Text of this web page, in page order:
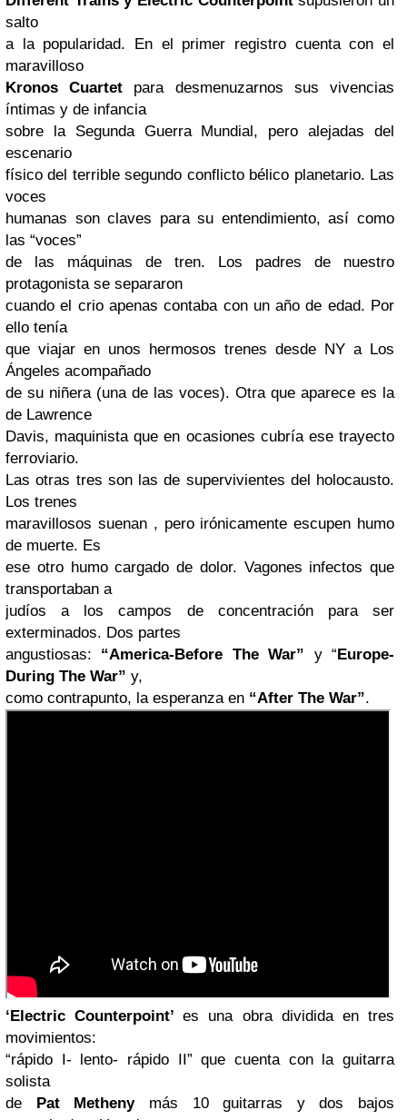
salto
a la popularidad. En el primer registro cuenta con el
maravilloso
Kronos Cuartet para desmenuzarnos sus vivencias
íntimas y de infancia
sobre la Segunda Guerra Mundial, pero alejadas del
escenario
físico del terrible segundo conflicto bélico planetario. Las
voces
humanas son claves para su entendimiento, así como
las “voces”
de las máquinas de tren. Los padres de nuestro
protagonista se separaron
cuando el crio apenas contaba con un año de edad. Por
ello tenía
que viajar en unos hermosos trenes desde NY a Los
Ángeles acompañado
de su niñera (una de las voces). Otra que aparece es la
de Lawrence
Davis, maquinista que en ocasiones cubría ese trayecto
ferroviario.
Las otras tres son las de supervivientes del holocausto.
Los trenes
maravillosos suenan , pero irónicamente escupen humo
de muerte. Es
ese otro humo cargado de dolor. Vagones infectos que
transportaban a
judíos a los campos de concentración para ser
exterminados. Dos partes
angustiosas: “America-Before The War” y “Europe-
During The War” y,
como contrapunto, la esperanza en “After The War”.
‘Electric Counterpoint’es una obra dividida en tres
movimientos:
“rápido I- lento- rápido II” que cuenta con la guitarra
solista
de Pat Methenymás 10 guitarras y dos bajos